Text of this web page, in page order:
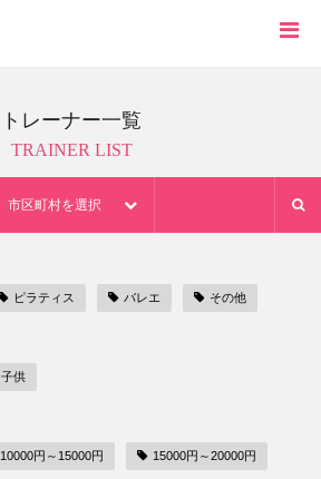
トレーナー一覧
TRAINER LIST
市区町村を選択
ピラティス バレエ その他
子供
10000円～15000円 15000円～20000円